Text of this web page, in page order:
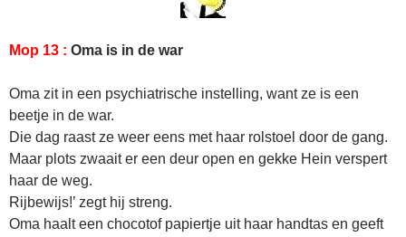
Mop 13 : Oma is in de war
Oma zit in een psychiatrische instelling, want ze is een
beetje in de war.
Die dag raast ze weer eens met haar rolstoel door de gang.
Maar plots zwaait er een deur open en gekke Hein verspert
haar de weg.
Rijbewijs!’ zegt hij streng.
Oma haalt een chocotof papiertje uit haar handtas en geeft